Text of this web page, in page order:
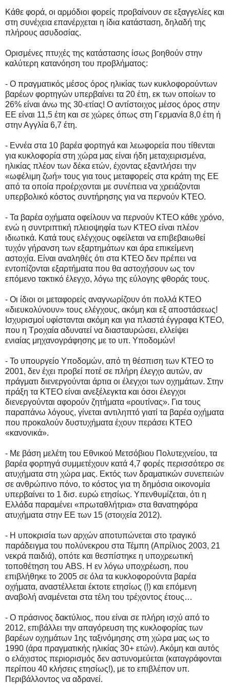
Κάθε φορά, οι αρμόδιοι φορείς προβαίνουν σε εξαγγελίες και
στη συνέχεια επανέρχεται η ίδια κατάσταση, δηλαδή της
πλήρους ασυδοσίας.
Ορισμένες πτυχές της κατάστασης ίσως βοηθούν στην
καλύτερη κατανόηση του προβλήματος:
- Ο πραγματικός μέσος όρος ηλικίας των κυκλοφορούντων
βαρέων φορτηγών υπερβαίνει τα 20 έτη, εκ των οποίων το
26% είναι άνω της 30-ετίας! Ο αντίστοιχος μέσος όρος στην
ΕΕ είναι 11,5 έτη και σε χώρες όπως στη Γερμανία 8,0 έτη ή
στην Αγγλία 6,7 έτη.
- Εννέα στα 10 βαρέα φορτηγά και λεωφορεία που τίθενται
για κυκλοφορία στη χώρα μας είναι ήδη μεταχειρισμένα,
ηλικίας πλέον των δέκα ετών, έχοντας εξαντλήσει την
«ωφέλιμη ζωή» τους για τους μεταφορείς στα κράτη της ΕΕ
από τα οποία προέρχονται με συνέπεια να χρειάζονται
υπερβολικό κόστος συντήρησης για να περνούν ΚΤΕΟ.
- Τα βαρέα οχήματα οφείλουν να περνούν ΚΤΕΟ κάθε χρόνο,
ενώ η συντριπτική πλειοψηφία των ΚΤΕΟ είναι πλέον
ιδιωτικά. Κατά τους ελέγχους οφείλεται να επιβεβαιωθεί
τυχόν γήρανση των εξαρτημάτων και άρα επικείμενη
αστοχία. Είναι αναληθές ότι στα ΚΤΕΟ δεν πρέπει να
εντοπίζονται εξαρτήματα που θα αστοχήσουν ως τον
επόμενο τακτικό έλεγχο, λόγω της εύλογης φθοράς τους.
- Οι ίδιοι οι μεταφορείς αναγνωρίζουν ότι πολλά ΚΤΕΟ
«διευκολύνουν» τους ελέγχους, ακόμη και εξ αποστάσεως!
Ισχυρισμοί υφίστανται ακόμη και για πλαστά έγγραφα ΚΤΕΟ,
που η Τροχαία αδυνατεί να διασταυρώσει, ελλείψει
ενιαίας μηχανογράφησης με το υπ. Υποδομών!
- Το υπουργείο Υποδομών, από τη θέσπιση των ΚΤΕΟ το
2001, δεν έχει προβεί ποτέ σε πλήρη έλεγχο αυτών, αν
πράγματι διενεργούνται άρτια οι έλεγχοι των οχημάτων. Στην
πράξη τα ΚΤΕΟ είναι ανεξέλεγκτα και όσοι έλεγχοι
διενεργούνται αφορούν ζητήματα «ρουτίνας». Για τους
παραπάνω λόγους, γίνεται αντιληπτό γιατί τα βαρέα οχήματα
που προκαλούν δυστυχήματα έχουν περάσει ΚΤΕΟ
«κανονικά».
- Με βάση μελέτη του Εθνικού Μετσόβιου Πολυτεχνείου, τα
βαρέα φορτηγά συμμετέχουν κατά 4,7 φορές περισσότερο σε
ατυχήματα στη χώρα μας. Εκτός των δραματικών συνεπειών
σε ανθρώπινο πόνο, το κόστος για τη δημόσια οικονομία
υπερβαίνει το 1 δισ. ευρώ ετησίως. Υπενθυμίζεται, ότι η
Ελλάδα παραμένει «πρωταθλήτρια» στα θανατηφόρα
ατυχήματα στην ΕΕ των 15 (στοιχεία 2012).
- Η υποκρισία των αρχών αποτυπώνεται στο τραγικό
παράδειγμα του πολύνεκρου στα Τέμπη (Απρίλιος 2003, 21
νεκρά παιδιά), οπότε και θεσπίστηκε η υποχρεωτική
τοποθέτηση του ABS. Η εν λόγω υποχρέωση, που
επιβλήθηκε το 2005 σε όλα τα κυκλοφορούντα βαρέα
οχήματα, αναστέλλεται έκτοτε ετησίως (!) και επόμενη
αναβολή αναμένεται στα τέλη του τρέχοντος έτους…
- Ο πράσινος δακτύλιος, που είναι σε πλήρη ισχύ από το
2012, επιβάλλει την απαγόρευση της κυκλοφορίας των
βαρέων οχημάτων 1ης ταξινόμησης στη χώρα μας ως το
1990 (άρα πραγματικής ηλικίας 30+ ετών). Ακόμη και αυτός
ο ελάχιστος περιορισμός δεν αστυνομεύεται (καταγράφονται
περίπου 40 κλήσεις ετησίως!), με το επιβλέπον υπ.
Περιβάλλοντος να αδρανεί.